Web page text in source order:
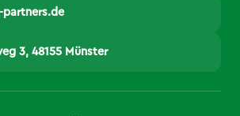
3, 48155 Münster